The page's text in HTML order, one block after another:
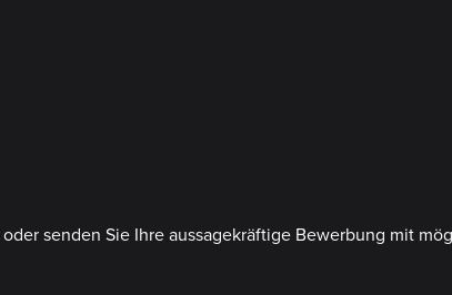
oder senden Sie Ihre aussagekräftige Bewerbung mit